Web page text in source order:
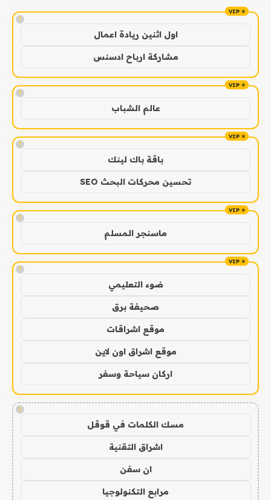
!
اول اثنين ريادة اعمال
مشاركة ارباح ادسنس
!
عالم الشباب
!
باقة باك لينك
تحسين محركات البحث SEO
!
ماسنجر المسلم
!
ضوء التعليمي
صحيفة برق
موقع اشراقات
موقع اشراق اون لاين
اركان سياحة وسفر
!
مسك الكلمات في قوقل
اشراق التقنية
ان سفن
مرابع التكنولوجيا